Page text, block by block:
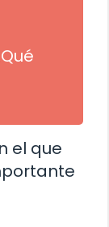
el que